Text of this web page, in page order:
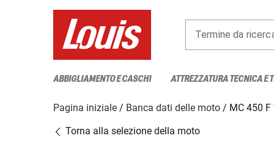
Termine da
ABBIGLIAMENTO E CASCHI ATTREZZATURA TECNICA E
Pagina iniziale Banca dati delle moto
MC 450 F
Torna alla selezione della moto